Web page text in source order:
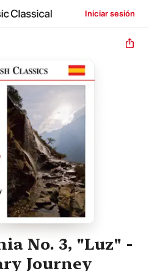
Iniciar sesión
No. 3, "Luz" -
Journey